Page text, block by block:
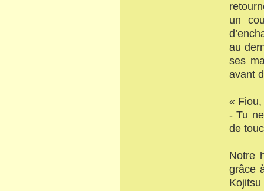
un
au
ses
avant
« Fiou,
- Tu
de
Notre
grâce